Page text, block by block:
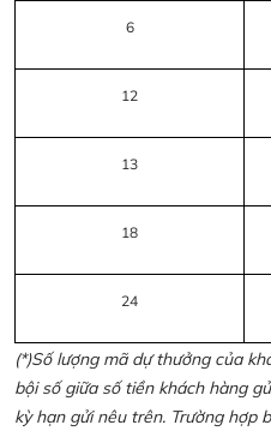
6
12
13
18
24
(*)Số lượng mã dự thưởng của
bội số giữa số tiền khách hàng
kỳ hạn gửi nêu trên. Trường hợp